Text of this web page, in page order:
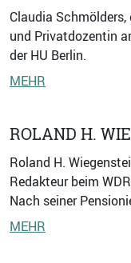
Claudia
und Privatdozentin
der HU Berlin.
MEHR
ROLAND H.
Roland H.
Redakteur beim
Nach seiner
MEHR